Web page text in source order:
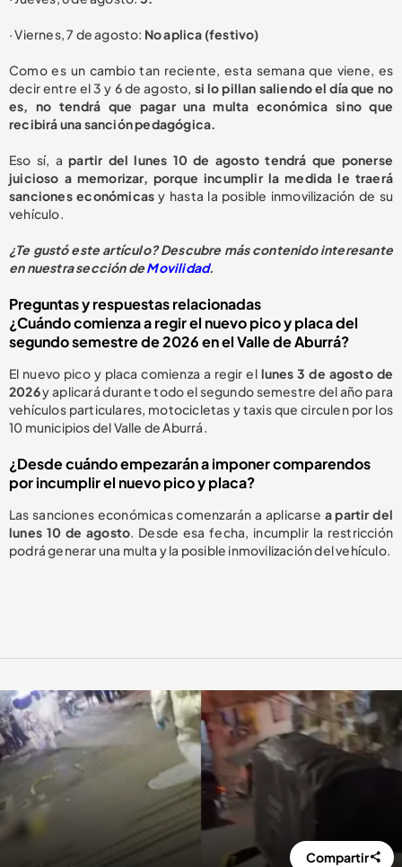
· Viernes, 7 de agosto: No aplica (festivo)
Como es un cambio tan reciente, esta semana que viene, es
decir entre el 3 y 6 de agosto, si lo pillan saliendo el día que no
es, no tendrá que pagar una multa económica sino que
recibirá una sanción pedagógica.
Eso sí, a partir del lunes 10 de agosto tendrá que ponerse
juicioso a memorizar, porque incumplir la medida le traerá
sanciones económicas y hasta la posible inmovilización de su
vehículo.
¿Te gustó este artículo? Descubre más contenido interesante
en nuestra sección deMovilidad.
Preguntas y respuestas relacionadas
¿Cuándo comienza a regir el nuevo pico y placa del
segundo semestre de 2026 en el Valle de Aburrá?
El nuevo pico y placa comienza a regir el lunes 3 de agosto de
2026y aplicará durante todo el segundo semestre del año para
vehículos particulares, motocicletas y taxis que circulen por los
10 municipios del Valle de Aburrá.
¿Desde cuándo empezarán a imponer comparendos
por incumplir el nuevo pico y placa?
Las sanciones económicas comenzarán a aplicarse a partir del
lunes 10 de agosto. Desde esa fecha, incumplir la restricción
podrá generar una multa y la posible inmovilización del vehículo.
Compartir